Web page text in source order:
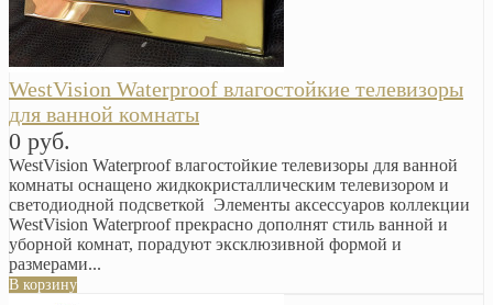
WestVision Waterproof влагостойкие телевизоры
для ванной комнаты
0 руб.
WestVision Waterproof влагостойкие телевизоры для ванной
комнаты оснащено жидкокристаллическим телевизором и
светодиодной подсветкой Элементы аксессуаров коллекции
WestVision Waterproof прекрасно дополнят стиль ванной и
уборной комнат, порадуют эксклюзивной формой и
размерами...
В корзину